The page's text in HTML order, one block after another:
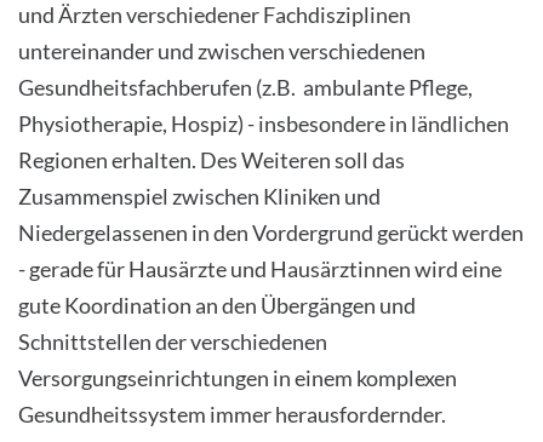
und Ärzten verschiedener Fachdisziplinen
untereinander und zwischen verschiedenen
Gesundheitsfachberufen (z.B. ambulante Pflege,
Physiotherapie, Hospiz) - insbesondere in ländlichen
Regionen erhalten. Des Weiteren soll das
Zusammenspiel zwischen Kliniken und
Niedergelassenen in den Vordergrund gerückt werden
- gerade für Hausärzte und Hausärztinnen wird eine
gute Koordination an den Übergängen und
Schnittstellen der verschiedenen
Versorgungseinrichtungen in einem komplexen
Gesundheitssystem immer herausfordernder.